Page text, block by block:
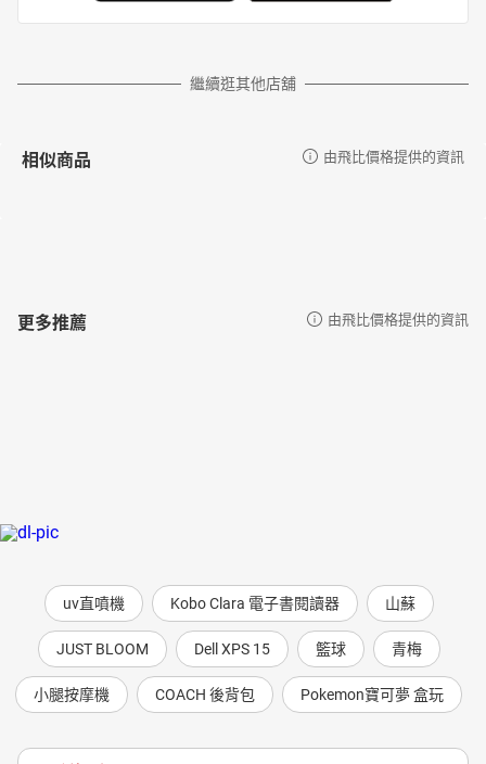
繼續逛其他店舖
相似商品 由飛比價格提供的資訊
更多推薦 由飛比價格提供的資訊
uv直噴機 Kobo Clara 電子書閱讀器 山蘇
JUST BLOOM Dell XPS 15 籃球 青梅
小腿按摩機 COACH 後背包 Pokemon寶可夢 盒玩